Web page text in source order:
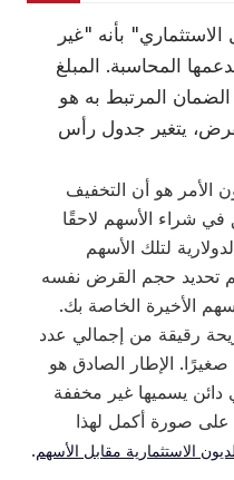
بأنه "غير
المحاسبة. المبلغ
المرتبط به هو
يتغير جدول رأس
الأمر هو أن التخفيف
شراء الأسهم لاحقًا
لتلك الأسهم
تحديد حجم القرض نفسه
الأسهم الأخيرة الخاصة بك.
رقيقة من إجمالي عدد
الإطار الصادق هو
يسميها غير مخففة
على صورة أكمل لهذا
الاستثمارية مقابل الأسهم.